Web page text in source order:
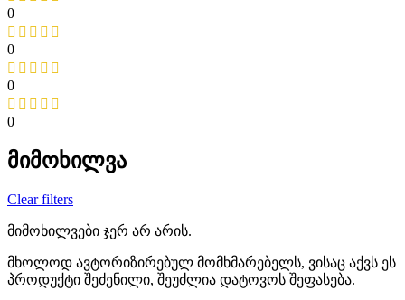
0
0
0
0
მიმოხილვა
Clear filters
მიმოხილვები ჯერ არ არის.
მხოლოდ ავტორიზირებულ მომხმარებელს, ვისაც აქვს ეს
პროდუქტი შეძენილი, შეუძლია დატოვოს შეფასება.